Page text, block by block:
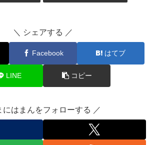
＼ シェアする ／
Facebook はてブ
LINE コピー
にはまんをフォローする ／